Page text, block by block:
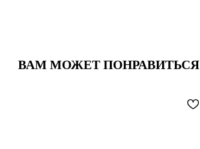
ВАМ МОЖЕТ ПОНРАВИТЬСЯ